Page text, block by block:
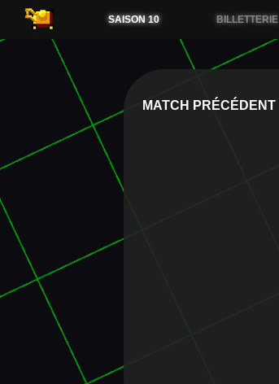
54.38.173.36
SAISON 10 BILLETTERIE
MATCH PRÉCÉDENT